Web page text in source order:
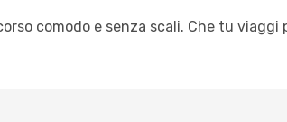
comodo e senza scali. Che tu viaggi